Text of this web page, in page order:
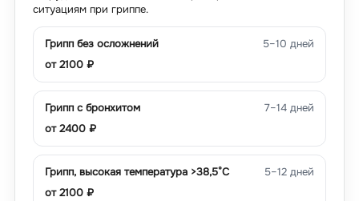
ситуациям при гриппе.
Грипп без осложнений
5–10 дней
от2100 ₽
Грипп с бронхитом
7–14 дней
от2400 ₽
Грипп, высокая температура >38,5°C
5–12 дней
от2100 ₽